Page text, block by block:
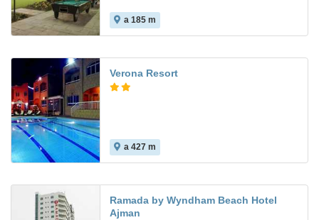
a 185 m
Verona Resort
a 427 m
Ramada by Wyndham Beach Hotel
Ajman